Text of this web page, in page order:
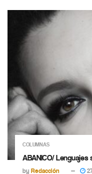
COLUMNAS
ABANICO/ Lenguajes
by Redacción